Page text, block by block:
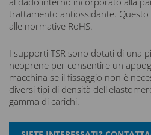
trattamento antiossidante.
alle normative RoHS.
I supporti TSR sono dotati di una
neoprene per consentire un
macchina se il fissaggio non è
diversi tipi di densità
gamma di carichi.